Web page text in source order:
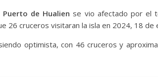
Puerto de Hualien se vio afectado por el
26 cruceros visitaran la isla en 2024, 18
optimista, con 46 cruceros y